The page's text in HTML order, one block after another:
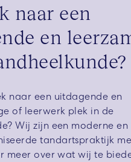
naar een
en
naar een uitdagende en
of leerwerk plek in de
Wij zijn een moderne en
tandartspraktijk
meer over wat wij te